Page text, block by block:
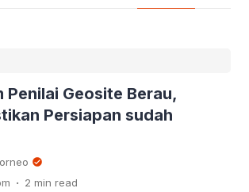
Penilai Geosite Berau,
Persiapan sudah
. 2 min read